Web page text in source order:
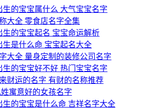
生的宝宝属什么 大气宝宝名字
大全 零食店名字全集
生的宝宝起名 宝宝命运解析
生是什么命 宝宝起名大全
大全 量身定制的装修公司名字
生的宝宝好不好 热门宝宝名字
财运的名字 有财的名称推荐
寓意好的女孩名字
生的宝宝是什么命 吉祥名字大全